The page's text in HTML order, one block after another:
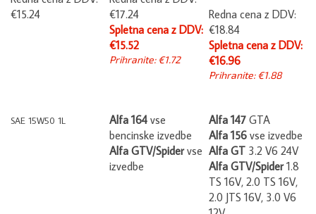
€15.24
€17.24
Spletna cena z DDV:
€15.52
Prihranite: €1.72
Redna cena z DDV:
€18.84
Spletna cena z DDV:
€16.96
Prihranite: €1.88
Alfa 164
bencinske izvedbe
Alfa GTV/Spider
izvedbe
Alfa 147 GTA
Alfa 156 vse izvedbe
Alfa GT 3.2 V6 24V
Alfa GTV/Spider 1.8
TS 16V, 2.0 TS 16V,
2.0 JTS 16V, 3.0 V6
12V